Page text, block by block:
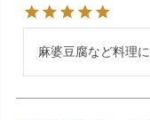
麻婆豆腐など料理